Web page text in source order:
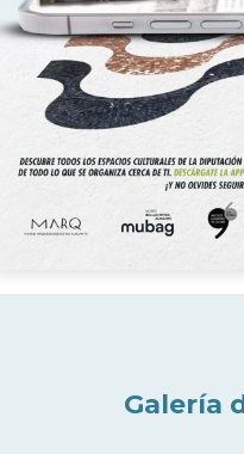
Galería